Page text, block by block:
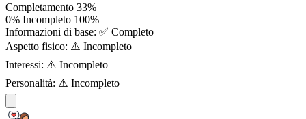
Completamento 33%
0% Incompleto 100%
Informazioni di base: ✅ Completo
Aspetto fisico: ⚠️ Incompleto
Interessi: ⚠️ Incompleto
Personalità: ⚠️ Incompleto